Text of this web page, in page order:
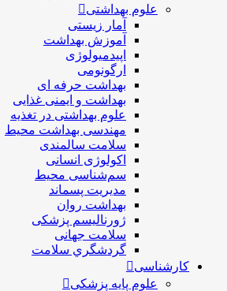
علوم بهداشتی
آمار زیستی
آموزش بهداشت
اپیدمیولوژی
ارگونومی
بهداشت حرفه ای
بهداشت و ایمنی غذایی
علوم بهداشتی در تغذیه
مهندسی بهداشت محيط
سلامت سالمندی
اکولوژی انسانی
سم‌شناسی محیط
مدیریت پسماند
بهداشت روان
ژورنالیسم پزشکی
سلامت جهانی
گردشگري سلامت
کارشناسی
علوم پایه پزشکی